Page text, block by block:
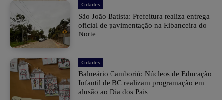
Cidades
São João Batista: Prefeitura realiza entrega
oficial de pavimentação na Ribanceira do
Norte
Cidades
Balneário Camboriú: Núcleos de Educação
Infantil de BC realizam programação em
alusão ao Dia dos Pais